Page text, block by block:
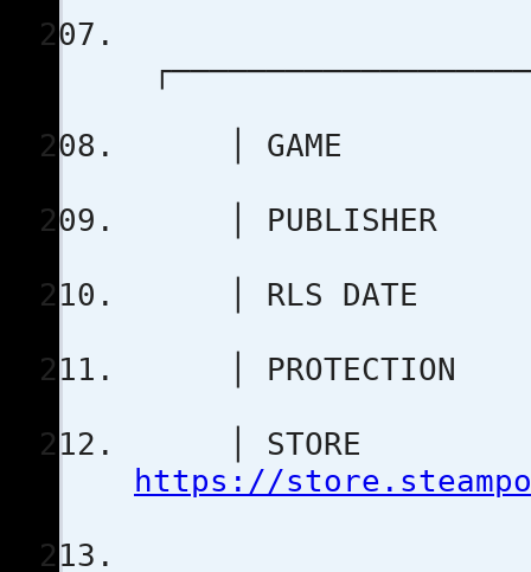
│ GAME :
│
│ RLS
│
│ STORE
https://